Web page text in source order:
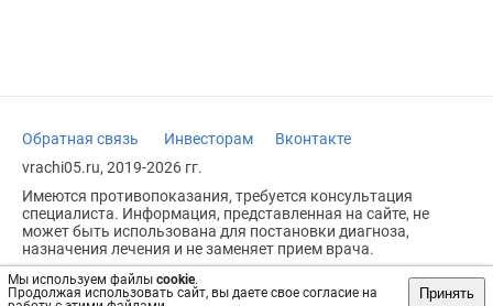
Мы используем файлы cookie.
Продолжая использовать сайт, вы даете свое согласие на
Принять
Обратная связь Инвесторам
Вконтакте
vrachi05.ru, 2019-2026 гг.
Имеются противопоказания, требуется консультация
специалиста. Информация, представленная на сайте, не
может быть использована для постановки диагноза,
назначения лечения и не заменяет прием врача.
Возрастное ограничение: 18+